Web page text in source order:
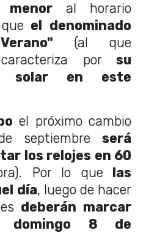
al horario
el denominado
(al que
porsu
solar en este
el próximo cambio
septiembre será
los relojes en 60
Por lo quelas
día, luego de hacer
deberán marcar
domingo 8 de